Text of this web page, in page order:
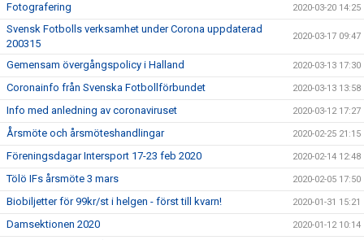
Fotografering 2020-03-20 14:25
Svensk Fotbolls verksamhet under Corona uppdaterad
200315
2020-03-17 09:47
Gemensam övergångspolicy i Halland 2020-03-13 17:30
Coronainfo från Svenska Fotbollförbundet 2020-03-13 13:58
Info med anledning av coronaviruset 2020-03-12 17:27
Årsmöte och årsmöteshandlingar 2020-02-25 21:15
Föreningsdagar Intersport 17-23 feb 2020 2020-02-14 12:48
Tölö IFs årsmöte 3 mars 2020-02-05 17:50
Biobiljetter för 99kr/st i helgen - först till kvarn! 2020-01-31 15:21
Damsektionen 2020 2020-01-12 10:14